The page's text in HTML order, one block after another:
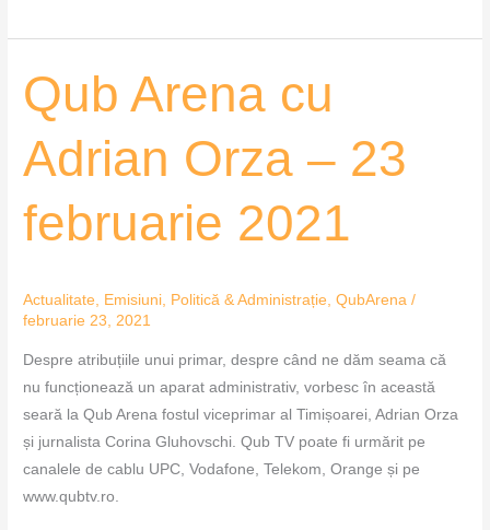
Qub Arena cu
Adrian Orza – 23
februarie 2021
Actualitate, Emisiuni, Politică & Administrație,QubArena /
februarie 23, 2021
Despre atribuțiile unui primar, despre când ne dăm seama că
nu funcționează un aparat administrativ, vorbesc în această
seară la Qub Arena fostul viceprimar al Timișoarei, Adrian Orza
și jurnalista Corina Gluhovschi. Qub TV poate fi urmărit pe
canalele de cablu UPC, Vodafone, Telekom, Orange și pe
www.qubtv.ro.
Qub
Arena
Adrian
–
23
2021